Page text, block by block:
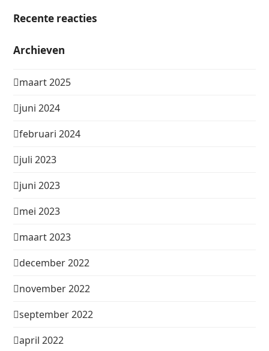
Recente reacties
Archieven
maart 2025
juni 2024
februari 2024
juli 2023
juni 2023
mei 2023
maart 2023
december 2022
november 2022
september 2022
april 2022